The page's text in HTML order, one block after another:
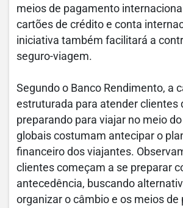
meios de pagamento
cartões de crédito e conta
iniciativa também facilitará a
seguro-viagem.
Segundo o Banco Rendimento, a
estruturada para atender clientes
preparando para viajar no meio
globais costumam antecipar o
financeiro dos viajantes.
clientes começam a se preparar
antecedência, buscando
organizar o câmbio e os meios